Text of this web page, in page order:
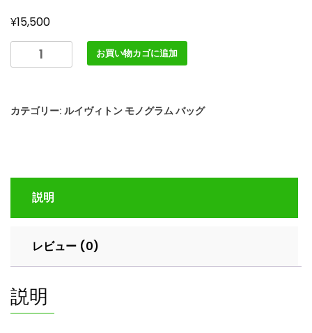
¥15,500
イ
ト
ピ
デ
ン
リ
エ
お買い物カゴに追加
カテゴリー: ルイヴィトン モノグラム バッグ
説明
レビュー (0)
説明